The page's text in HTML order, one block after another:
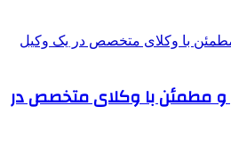
مطمئن با وکلای متخصص در